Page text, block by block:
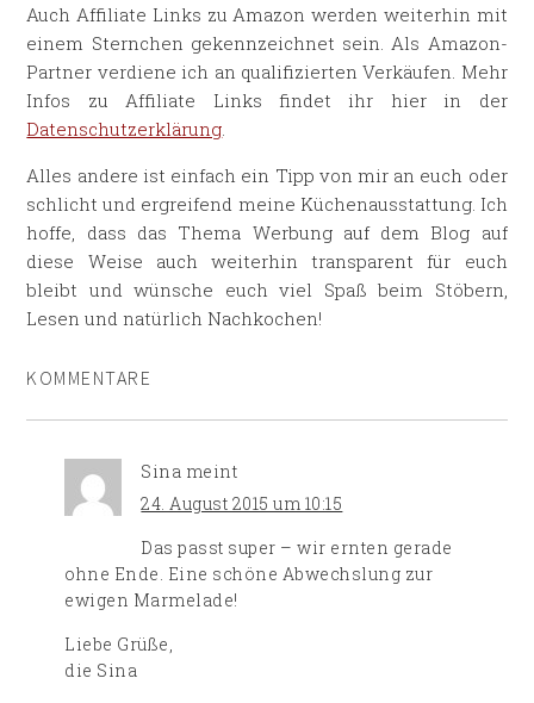
Auch Affiliate Links zu Amazon werden weiterhin mit
einem Sternchen gekennzeichnet sein. Als Amazon-
Partner verdiene ich an qualifizierten Verkäufen. Mehr
Infos zu Affiliate Links findet ihr hier in der
Datenschutzerklärung
Alles andere ist einfach ein Tipp von mir an euch oder
schlicht und ergreifend meine Küchenausstattung. Ich
hoffe, dass das Thema Werbung auf dem Blog auf
diese Weise auch weiterhin transparent für euch
bleibt und wünsche euch viel Spaß beim Stöbern,
Lesen und natürlich Nachkochen!
KOMMENTARE
Sina meint
24. August 2015 um 10:15
Das passt super – wir ernten gerade
ohne Ende. Eine schöne Abwechslung zur
ewigen Marmelade!
Liebe Grüße,
die Sina